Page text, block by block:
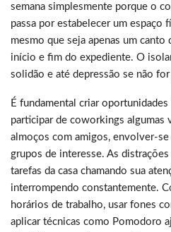
semana simplesmente porque o
passa por estabelecer um espaço
mesmo que seja apenas um
início e fim do expediente. O
solidão e até depressão se não
É fundamental criar
participar de coworkings algumas
almoços com amigos, envolver-
grupos de interesse. As
tarefas da casa chamando sua
interrompendo constantemente.
horários de trabalho, usar fones
aplicar técnicas como Pomodoro